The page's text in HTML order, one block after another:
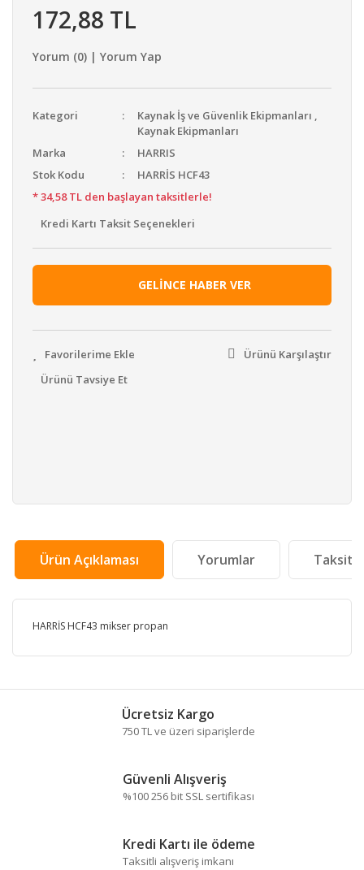
172,88 TL
Yorum (0) | Yorum Yap
Kategori Kaynak İş ve Güvenlik Ekipmanları ,
Kaynak Ekipmanları
Marka
HARRIS
Stok Kodu
HARRİS HCF43
* 34,58 TL den başlayan taksitlerle!
Kredi Kartı Taksit Seçenekleri
GELİNCE HABER VER
Ürünü Karşılaştır
Ürünü Tavsiye Et
Ürün Açıklaması Yorumlar Taksit
HARRİS HCF43 mikser propan
Bu ürüne ilk yorumu siz yapın!
formunu kullanarak tarafımıza iletebilirsiniz.
Görüş ve önerileriniz için teşekkür ederiz.
Ürün açıklamasında eksik bilgiler bulunuyor.
Ürün fiyatı diğer sitelerden daha pahalı.
Bu ürüne benzer farklı alternatifler olmalı.
Ücretsiz Kargo
750 TL ve üzeri siparişlerde
Güvenli Alışveriş
%100 256 bit SSL sertifikası
Kredi Kartı ile ödeme
Taksitli alışveriş imkanı